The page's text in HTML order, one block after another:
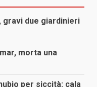
gravi due giardinieri
morta una
per siccità: cala